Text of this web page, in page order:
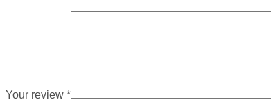
Your review *